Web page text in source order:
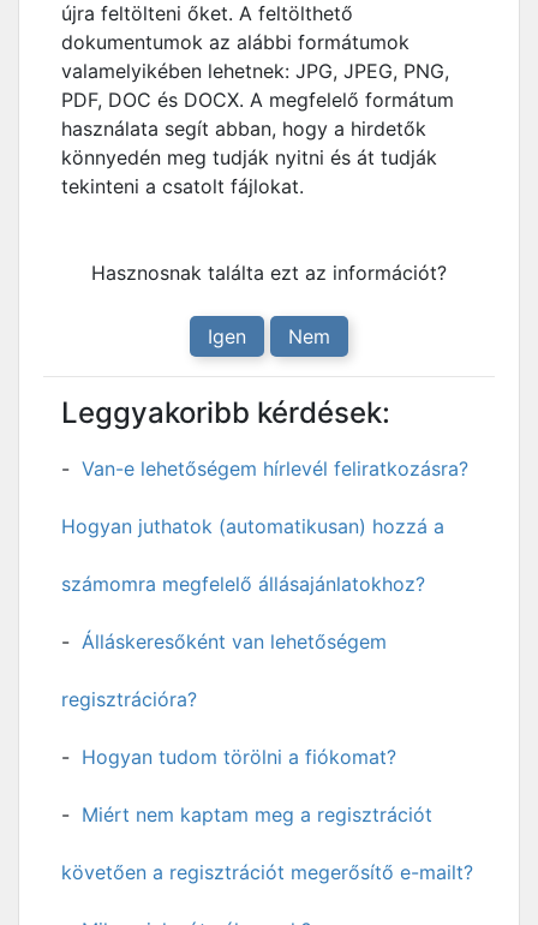
újra feltölteni őket. A feltölthető
dokumentumok az alábbi formátumok
valamelyikében lehetnek: JPG, JPEG, PNG,
PDF, DOC és DOCX. A megfelelő formátum
használata segít abban, hogy a hirdetők
könnyedén meg tudják nyitni és át tudják
tekinteni a csatolt fájlokat.
Hasznosnak találta ezt az információt?
Igen Nem
Leggyakoribb kérdések:
Van-e lehetőségem hírlevél feliratkozásra?
Hogyan juthatok (automatikusan) hozzá a
számomra megfelelő állásajánlatokhoz?
Álláskeresőként van lehetőségem
regisztrációra?
Hogyan tudom törölni a fiókomat?
Miért nem kaptam meg a regisztrációt
követően a regisztrációt megerősítő e-mailt?